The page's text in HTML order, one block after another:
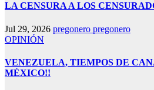
LA CENSURA A LOS
Jul 29, 2026 pregonero pregonero
OPINIÓN
VENEZUELA, TIEMPOS DE
MÉXICO!!